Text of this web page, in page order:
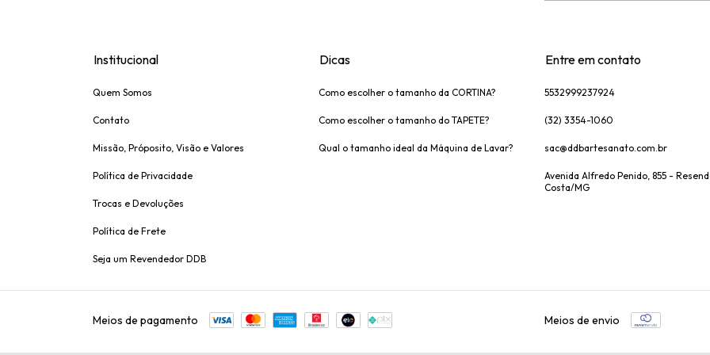
Institucional
Quem Somos
Contato
Missão, Próposito, Visão e Valores
Política de Privacidade
Trocas e Devoluções
Política de Frete
Seja um Revendedor DDB
Dicas
Como escolher o tamanho da CORTINA?
Como escolher o tamanho do TAPETE?
Qual o tamanho ideal da Máquina de Lavar?
Entre em contato
5532999237924
(32) 3354-1060
sac@ddbartesanato.com.br
Avenida Alfredo Penido, 855 -
Costa/MG
Meios de pagamento Meios de envio